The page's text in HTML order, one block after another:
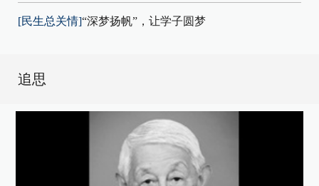
[民生总关情]“深梦扬帆”，让学子圆梦
追思